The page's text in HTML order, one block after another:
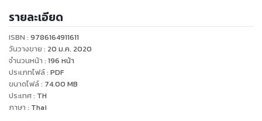
รายละเอียด
ISBN : 9786164911611
วันวางขาย : 20 ม.ค. 2020
จำนวนหน้า : 196 หน้า
ประเภทไฟล์: PDF
ขนาดไฟล์: 74.00 MB
ประเทศ: TH
ภาษา : Thai